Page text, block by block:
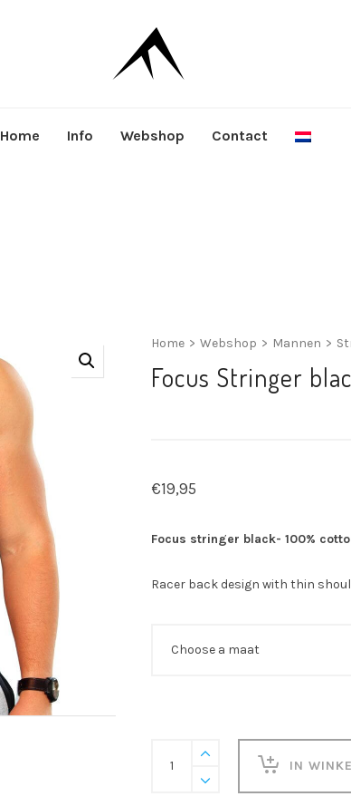
Home Info Webshop Contact
Home > Webshop > Mannen >
Focus Stringer
€19,95
Focus stringer black- 100%
Racer back design with thin
Stringer
IN